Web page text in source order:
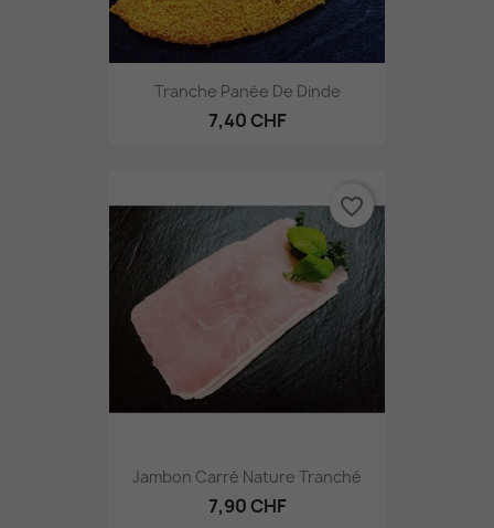
Tranche Panée De Dinde
7,40 CHF
Jambon Carré Nature Tranché
7,90 CHF
favorite_border